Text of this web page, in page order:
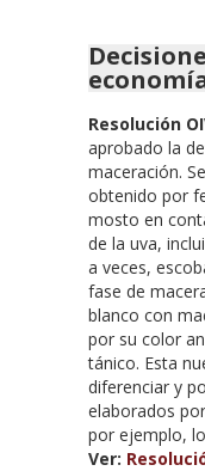
Resolución
aprobado la
maceración.
obtenido por
mosto en
de la uva,
a veces,
fase de
blanco con
por su color
tánico. Esta
diferenciar y
elaborados
por ejemplo,
Ver: